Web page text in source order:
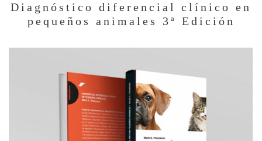
Diagnóstico diferencial clí­nico en
pequeños animales 3ª Edición